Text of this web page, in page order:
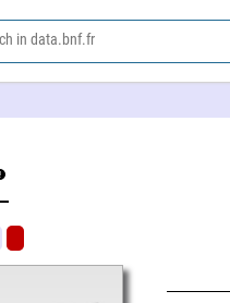
in data.bnf.fr